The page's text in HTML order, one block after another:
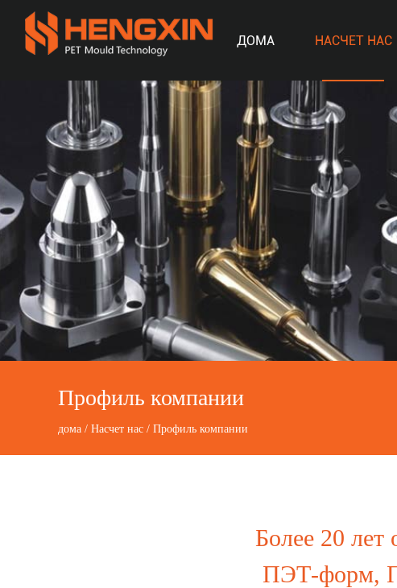
ДОМА НАСЧЕТ НАС
Профиль компании
дома / Насчет нас / Профиль компании
Более 20 лет
ПЭТ-форм,